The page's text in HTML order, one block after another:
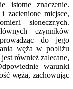
istotne znaczenie.
zacienione miejsce,
słonecznych.
czynników
prowadząc do jego
węża w pobliżu
również zalecane,
warunki
węża, zachowując